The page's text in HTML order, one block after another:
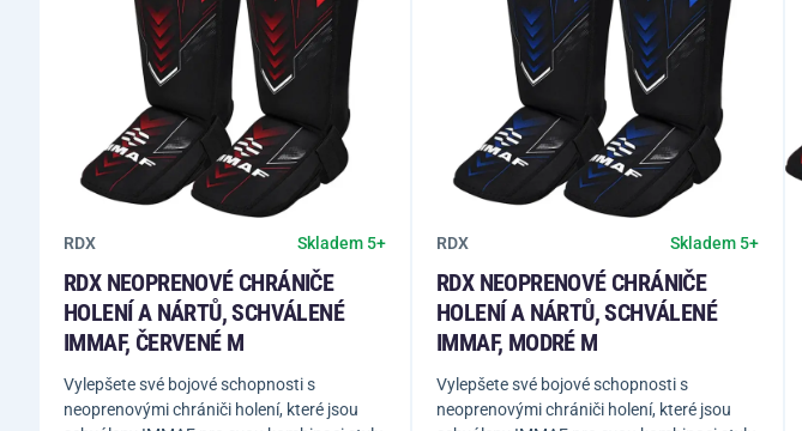
RDX Skladem 5+
RDX NEOPRENOVÉ CHRÁNIČE
HOLENÍ A NÁRTŮ, SCHVÁLENÉ
IMMAF, ČERVENÉ M
Vylepšete své bojové schopnosti s
neoprenovými chrániči holení, které jsou
RDX Skladem 5+
RDX NEOPRENOVÉ CHRÁNIČE
HOLENÍ A NÁRTŮ, SCHVÁLENÉ
IMMAF, MODRÉ M
Vylepšete své bojové schopnosti s
neoprenovými chrániči holení, které jsou